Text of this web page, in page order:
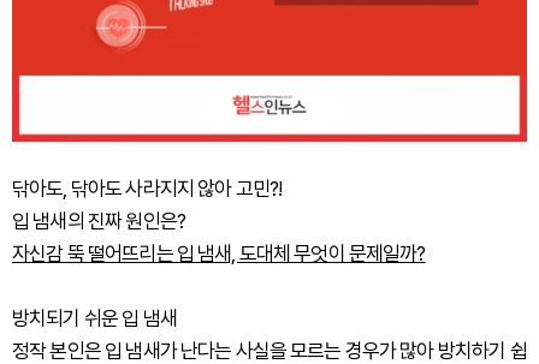
닦아도, 닦아도 사라지지 않아 고민?!
입 냄새의 진짜 원인은?
자신감 뚝 떨어뜨리는 입 냄새, 도대체 무엇이 문제일까?
방치되기 쉬운 입 냄새
정작 본인은 입 냄새가 난다는 사실을 모르는 경우가 많아 방치하기 쉽